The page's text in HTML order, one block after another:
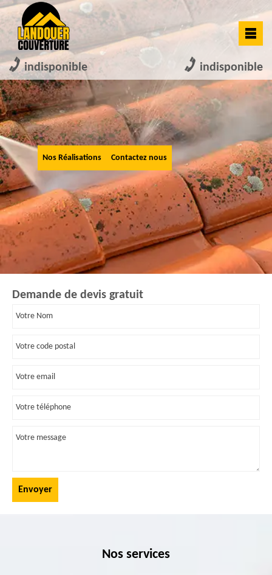
indisponible indisponible
Nos Réalisations Contactez nous
Demande de devis gratuit
Nos services